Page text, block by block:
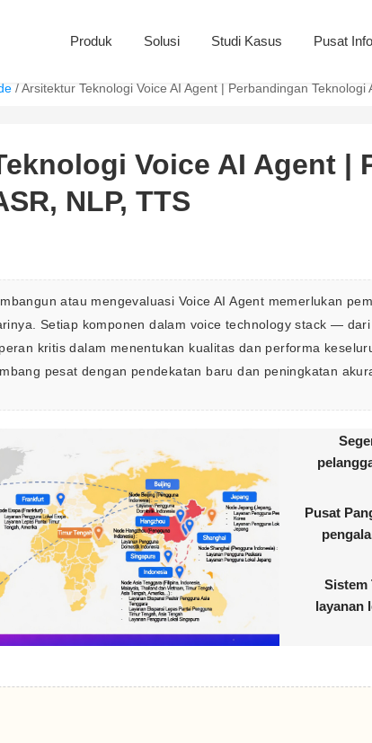
Produk Solusi Studi Kasus Pusat
/Arsitektur Teknologi Voice AI Agent | Perbandingan Teknologi
Voice AI Agent |
NLP, TTS
atau mengevaluasi Voice AI Agent memerlukan
Setiap komponen dalam voice technology stack —
kritis dalam menentukan kualitas dan performa
pesat dengan pendekatan baru dan peningkatan
Pusat
Sistem
layanan